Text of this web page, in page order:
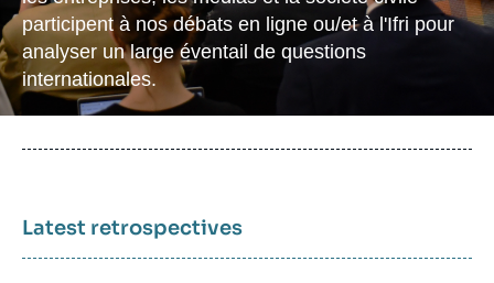
Войти
Поддержать Ифри
participent à nos débats en ligne ou/et à l'Ifri pour
analyser un large éventail de questions
internationales.
Latest retrospectives